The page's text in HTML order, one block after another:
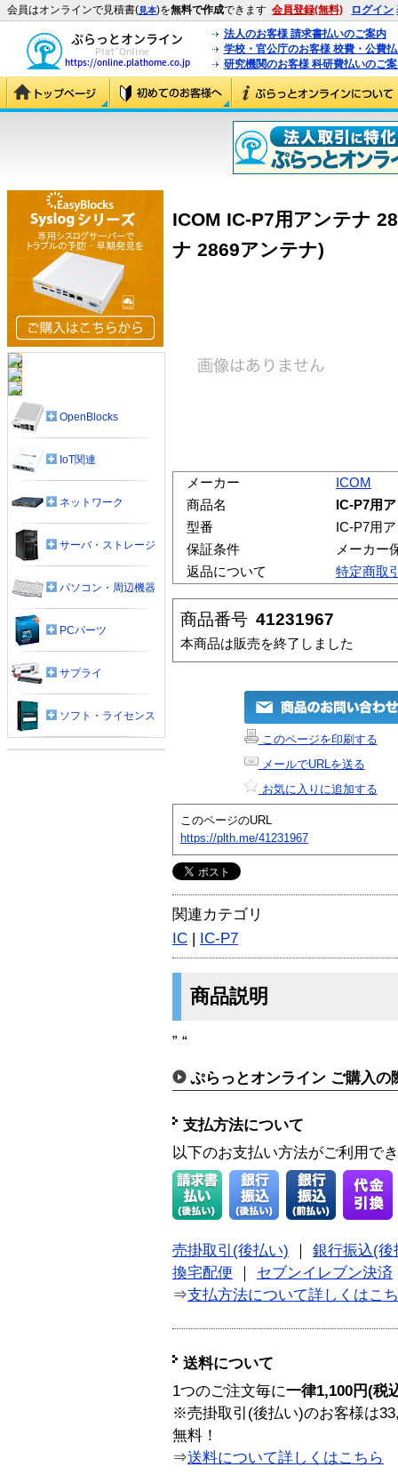
会員はオンラインで見積書(見本)を無料で作成できます 会員登録(無料) ログイン
法人のお客様 請求書払いのご案内
学校・官公庁のお客様 校費・公費
研究機関のお客様 科研費払いのご
ICOM IC-P7用アンテナ
ナ 2869アンテナ)
メーカー
ICOM
商品名
IC-P7用
型番
IC-P7用
保証条件
メーカー
返品について
特定商取
商品番号 41231967
本商品は販売を終了しました
このページを印刷する
メールでURLを送る
お気に入りに追加する
このページのURL
https://plth.me/41231967
関連カテゴリ
IC | IC-P7
商品説明
” “
ぷらっとオンライン ご購入の
支払方法について
以下のお支払い方法がご利用で
売掛取引(後払い)
銀行振込(後
換宅配便
セブンイレブン決済
⇒支払方法について詳しくはこ
送料について
1つのご注文毎に一律1,100円(税
※売掛取引(後払い)のお客様は
無料！
⇒送料について詳しくはこちら
OpenBlocks
IoT関連
ネットワーク
サーバ・ストレージ
パソコン・周辺機器
PCパーツ
サプライ
ソフト・ライセンス